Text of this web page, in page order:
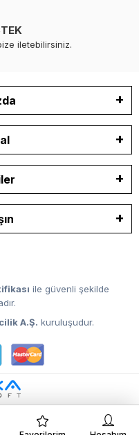
iletebilirsiniz.
ile güvenli şekilde
A.Ş. kuruluşudur.